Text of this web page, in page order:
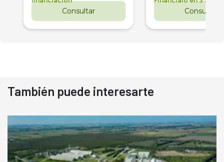
Consultar Consultar
También puede interesarte